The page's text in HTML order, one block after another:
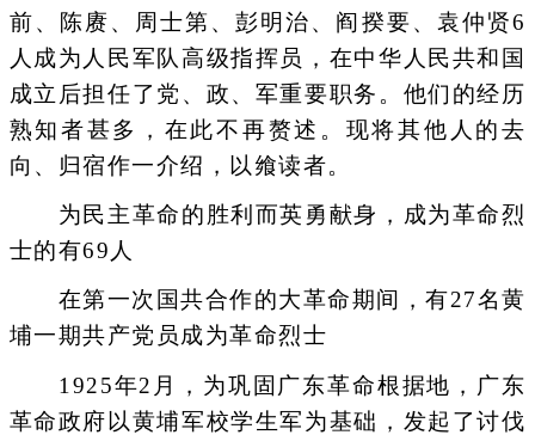
前、陈赓、周士第、彭明治、阎揆要、袁仲贤6
人成为人民军队高级指挥员，在中华人民共和国
成立后担任了党、政、军重要职务。他们的经历
熟知者甚多，在此不再赘述。现将其他人的去
向、归宿作一介绍，以飨读者。
为民主革命的胜利而英勇献身，成为革命烈
士的有69人
在第一次国共合作的大革命期间，有27名黄
埔一期共产党员成为革命烈士
1925年2月，为巩固广东革命根据地，广东
革命政府以黄埔军校学生军为基础，发起了讨伐